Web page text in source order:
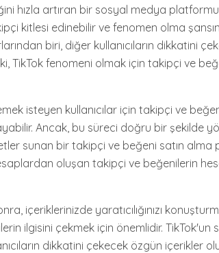
hızla artıran bir sosyal medya
kitlesi edinebilir ve fenomen olma
biri, diğer kullanıcıların dikkatini
TikTok fenomeni olmak için takipçi ve
isteyen kullanıcılar için takipçi ve
Ancak, bu süreci doğru bir şekilde
sunan bir takipçi ve beğeni satın
oluşan takipçi ve beğenilerin
içeriklerinizde yaratıcılığınızı
ilgisini çekmek için önemlidir. TikTok'un
dikkatini çekecek özgün içerikler